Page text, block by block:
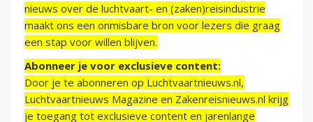
nieuws over de luchtvaart- en (zaken)reisindustrie
maakt ons een onmisbare bron voor lezers die graag
een stap voor willen blijven.
Abonneer je voor exclusieve content:
Door je te abonneren op Luchtvaartnieuws.nl,
Luchtvaartnieuws Magazine en Zakenreisnieuws.nl krijg
je toegang tot exclusieve content en jarenlange